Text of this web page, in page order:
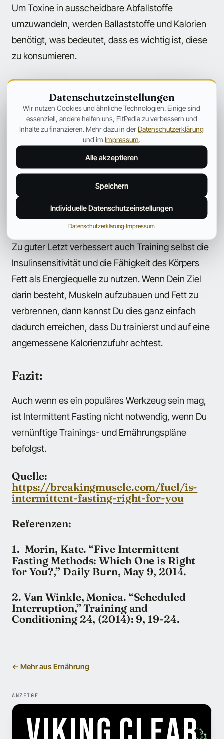
Um Toxine in ausscheidbare Abfallstoffe
umzuwandeln, werden Ballaststoffe und Kalorien
benötigt, was bedeutet, dass es wichtig ist, diese
zu konsumieren.
Wenn es darum geht, das Hungerverhalten zu
modifizieren, kann ein Ignorieren von Hunger zu
Fressgelagen führen. Dies kann kontraproduktiv
werden, wenn man während der nächsten
Mahlzeit zu viele Kalorien zu sich nimmt.
Verletzte Sportler benötigen Nährstoffe für die
Heilung. Fasten bedeutet, dass wichtige
Nährstoffe nicht zugeführt werden, was den
Heilungsprozess hinauszögern kann.
Zu guter Letzt verbessert auch Training selbst die
Insulinsensitivität und die Fähigkeit des Körpers
Fett als Energiequelle zu nutzen. Wenn Dein Ziel
darin besteht, Muskeln aufzubauen und Fett zu
verbrennen, dann kannst Du dies ganz einfach
dadurch erreichen, dass Du trainierst und auf eine
angemessene Kalorienzufuhr achtest.
Fazit:
Auch wenn es ein populäres Werkzeug sein mag,
ist Intermittent Fasting nicht notwendig, wenn Du
vernünftige Trainings- und Ernährungspläne
befolgst.
Quelle:
https://breakingmuscle.com/fuel/is-
intermittent-fasting-right-for-you
Referenzen:
1. Morin, Kate. “Five Intermittent
Fasting Methods: Which One is Right
for You?,” Daily Burn, May 9, 2014.
2. Van Winkle, Monica. “Scheduled
Interruption,” Training and
Conditioning 24, (2014): 9, 19-24.
← Mehr aus Ernährung
ANZEIGE
Datenschutzeinstellungen
Wir nutzen Cookies und ähnliche Technologien. Einige sind
essenziell, andere helfen uns, FitPedia zu verbessern und
Inhalte zu finanzieren. Mehr dazu in der Datenschutzerklärung
und im Impressum.
Alle akzeptieren
Speichern
Individuelle Datenschutzeinstellungen
Datenschutzerklärung·Impressum